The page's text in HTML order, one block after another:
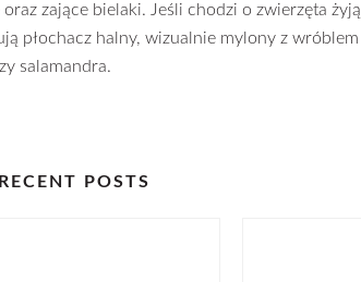
zające bielaki. Jeśli chodzi o zwierzęta
płochacz halny, wizualnie mylony z
salamandra.
RECENT POSTS